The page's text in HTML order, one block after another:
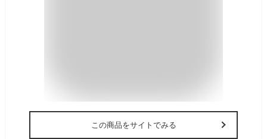
この商品をサイトでみる